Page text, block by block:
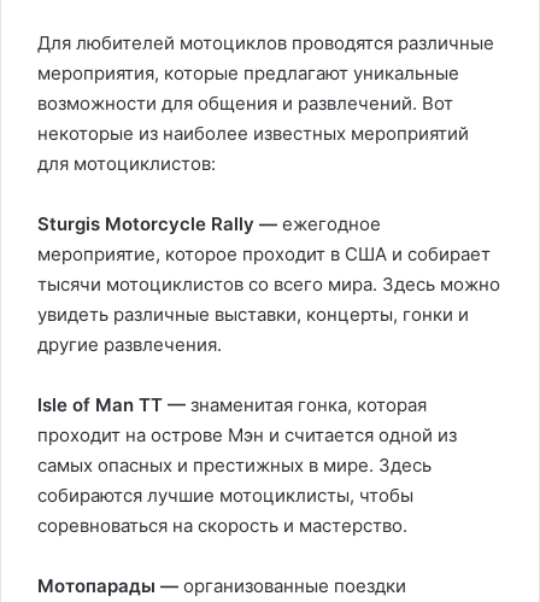
Для любителей мотоциклов проводятся различные
мероприятия, которые предлагают уникальные
возможности для общения и развлечений. Вот
некоторые из наиболее известных мероприятий
для мотоциклистов:
Sturgis Motorcycle Rally — ежегодное
мероприятие, которое проходит в США и собирает
тысячи мотоциклистов со всего мира. Здесь можно
увидеть различные выставки, концерты, гонки и
другие развлечения.
Isle of Man TT — знаменитая гонка, которая
проходит на острове Мэн и считается одной из
самых опасных и престижных в мире. Здесь
собираются лучшие мотоциклисты, чтобы
соревноваться на скорость и мастерство.
Мотопарады — организованные поездки